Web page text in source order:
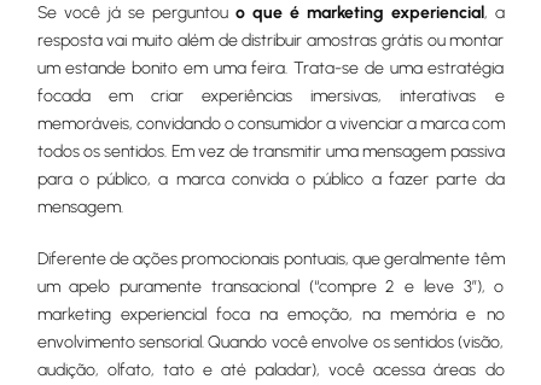
Se você já se perguntou o que é marketing experiencial, a
resposta vai muito além de distribuir amostras grátis ou montar
um estande bonito em uma feira. Trata-se de uma estratégia
focada em criar experiências imersivas, interativas e
memoráveis, convidando o consumidor a vivenciar a marca com
todos os sentidos. Em vez de transmitir uma mensagem passiva
para o público, a marca convida o público a fazer parte da
mensagem.
Diferente de ações promocionais pontuais, que geralmente têm
um apelo puramente transacional (“compre 2 e leve 3”), o
marketing experiencial foca na emoção, na memória e no
envolvimento sensorial. Quando você envolve os sentidos (visão,
audição, olfato, tato e até paladar), você acessa áreas do